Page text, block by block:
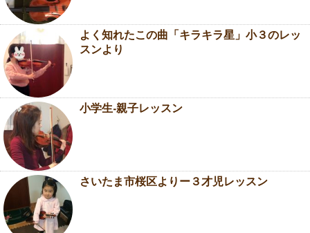
よく知れたこの曲「キラキラ星」小３のレッ
スンより
小学生-親子レッスン
さいたま市桜区よりー３才児レッスン